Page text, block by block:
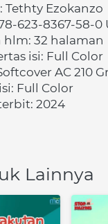
Tethty Ezokanzo
623-8367-58-0
hlm: 32 halaman
isi: Full Color
AC 210
Full Color
2024
Lainnya